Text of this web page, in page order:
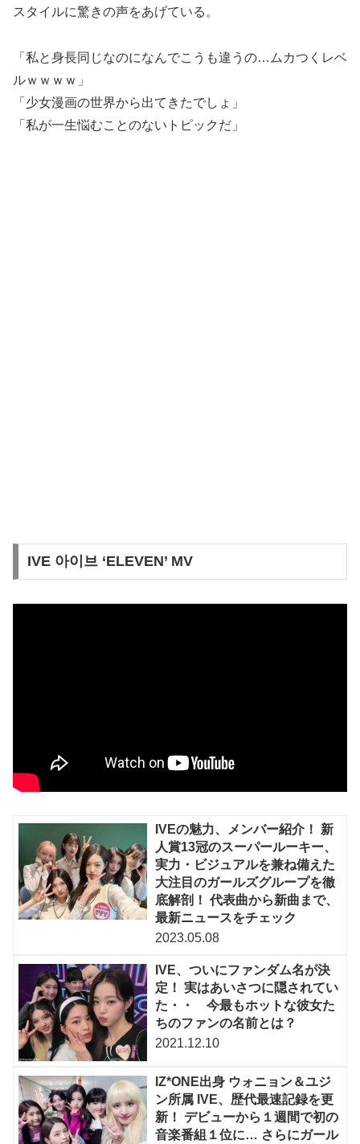
スタイルに驚きの声をあげている。
「私と身長同じなのになんでこうも違うの…ムカつくレベ
ルｗｗｗｗ」
「少女漫画の世界から出てきたでしょ」
「私が一生悩むことのないトピックだ」
IVE 아이브 ‘ELEVEN’ MV
IVEの魅力、メンバー紹介！ 新
人賞13冠のスーパールーキー、
実力・ビジュアルを兼ね備えた
大注目のガールズグループを徹
底解剖！ 代表曲から新曲まで、
最新ニュースをチェック
2023.05.08
IVE、ついにファンダム名が決
定！ 実はあいさつに隠されてい
た・・ 今最もホットな彼女た
ちのファンの名前とは？
2021.12.10
IZ*ONE出身 ウォニョン＆ユジ
ン所属 IVE、歴代最速記録を更
新！ デビューから１週間で初の
音楽番組１位に… さらにガール